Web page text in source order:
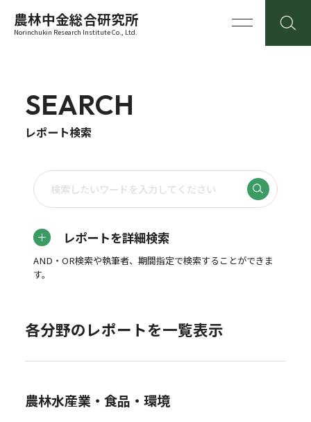
農林中金総合研究所
Norinchukin Research Institute Co., Ltd.
SEARCH
レポート検索
レポートを詳細検索
AND・OR検索や執筆者、期間指定で検索することができま
す。
各分野のレポートを一覧表示
農林水産業・食品・環境